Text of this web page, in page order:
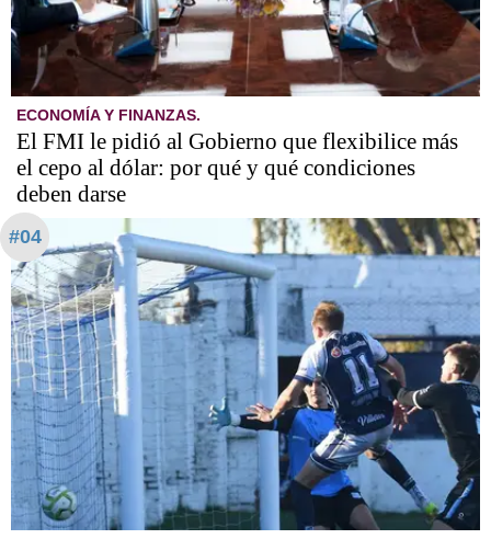
ECONOMÍA Y FINANZAS.
El FMI le pidió al Gobierno que flexibilice más
el cepo al dólar: por qué y qué condiciones
deben darse
#04